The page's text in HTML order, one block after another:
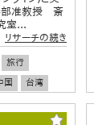
部准教授 斎
室...
リサーチの続き
旅行
国
台湾